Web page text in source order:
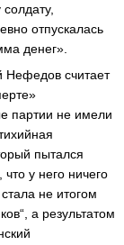
отпускалась
денег».
Нефедов считает
партии не имели
пытался
что у него ничего
не итогом
а результатом